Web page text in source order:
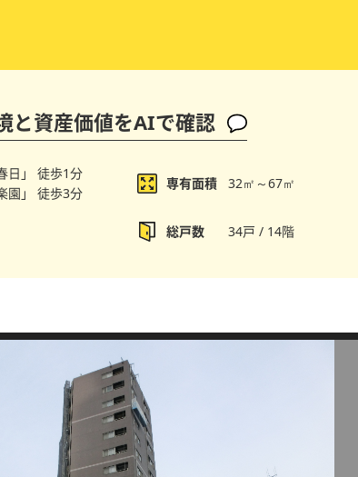
と資産価値をAIで確認
日」 徒歩1分
園」 徒歩3分
専有面積 32㎡～67㎡
総戸数 34戸 / 14階